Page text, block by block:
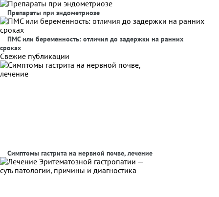
Препараты при эндометриозе
ПМС или беременность: отличия до задержки на ранних
сроках
Свежие публикации
Симптомы гастрита на нервной почве, лечение